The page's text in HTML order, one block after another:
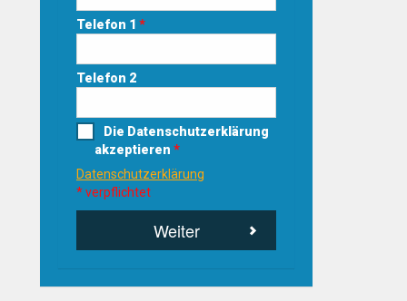
Telefon 1 *
Telefon 2
Die Datenschutzerklärung
akzeptieren *
Datenschutzerklärung
* verpflichtet
Weiter